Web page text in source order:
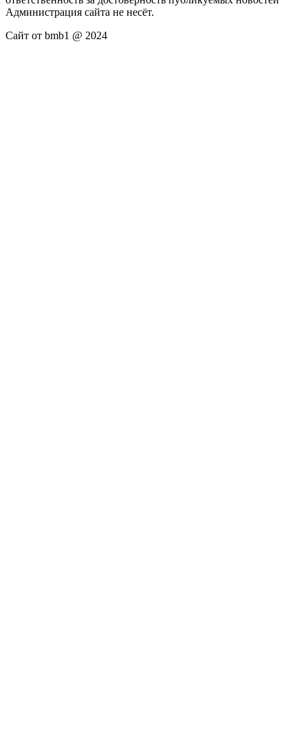
Администрация сайта не несёт.
Сайт от bmb1 @ 2024